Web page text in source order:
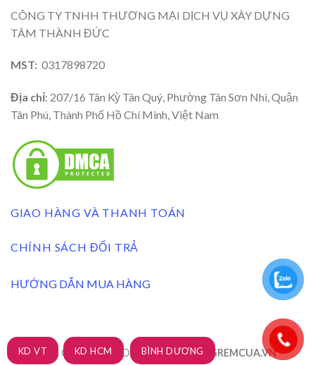
CÔNG TY TNHH THƯƠNG MẠI DỊCH VỤ XÂY DỰNG
TÂM THÀNH ĐỨC
MST: 0317898720
Địa chỉ: 207/16 Tân Kỳ Tân Quý, Phường Tân Sơn Nhì, Quận
Tân Phú, Thành Phố Hồ Chí Minh, Việt Nam
GIAO HÀNG VÀ THANH TOÁN
CHÍNH SÁCH ĐỔI TRẢ
HƯỚNG DẪN MUA HÀNG
RÈM CỬA 3A BLINDS 2026 ©| XUONGREMCUA.VN
KD VT KD HCM BÌNH DƯƠNG